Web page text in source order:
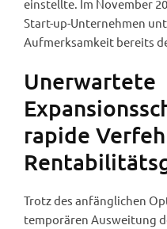
einstellte. Im November
Start-up-Unternehmen
Aufmerksamkeit bereits
Unerwartete
rapide
Trotz des anfänglichen
temporären Ausweitung